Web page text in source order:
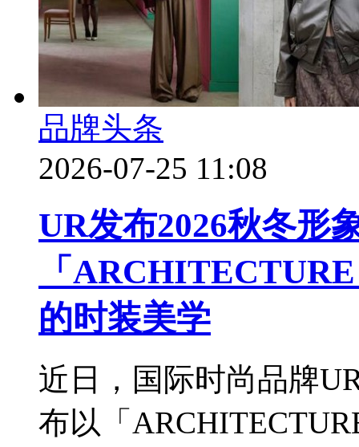
品牌头条
2026-07-25 11:08
UR发布2026秋冬形
「
的时装美学
近日，国际时尚品牌
布以「